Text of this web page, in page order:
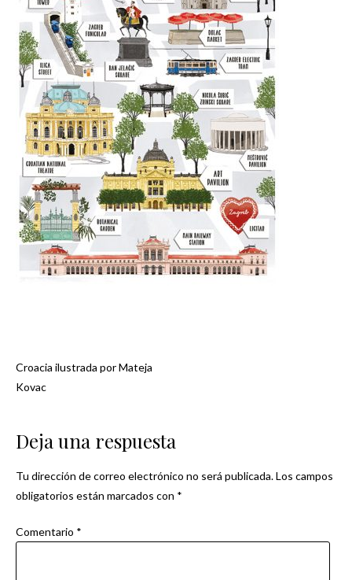
Navegación
Croacia ilustrada por Mateja
Kovac
Deja una respuesta
Tu dirección de correo electrónico no será publicada.Los campos
obligatorios están marcados con *
Comentario *